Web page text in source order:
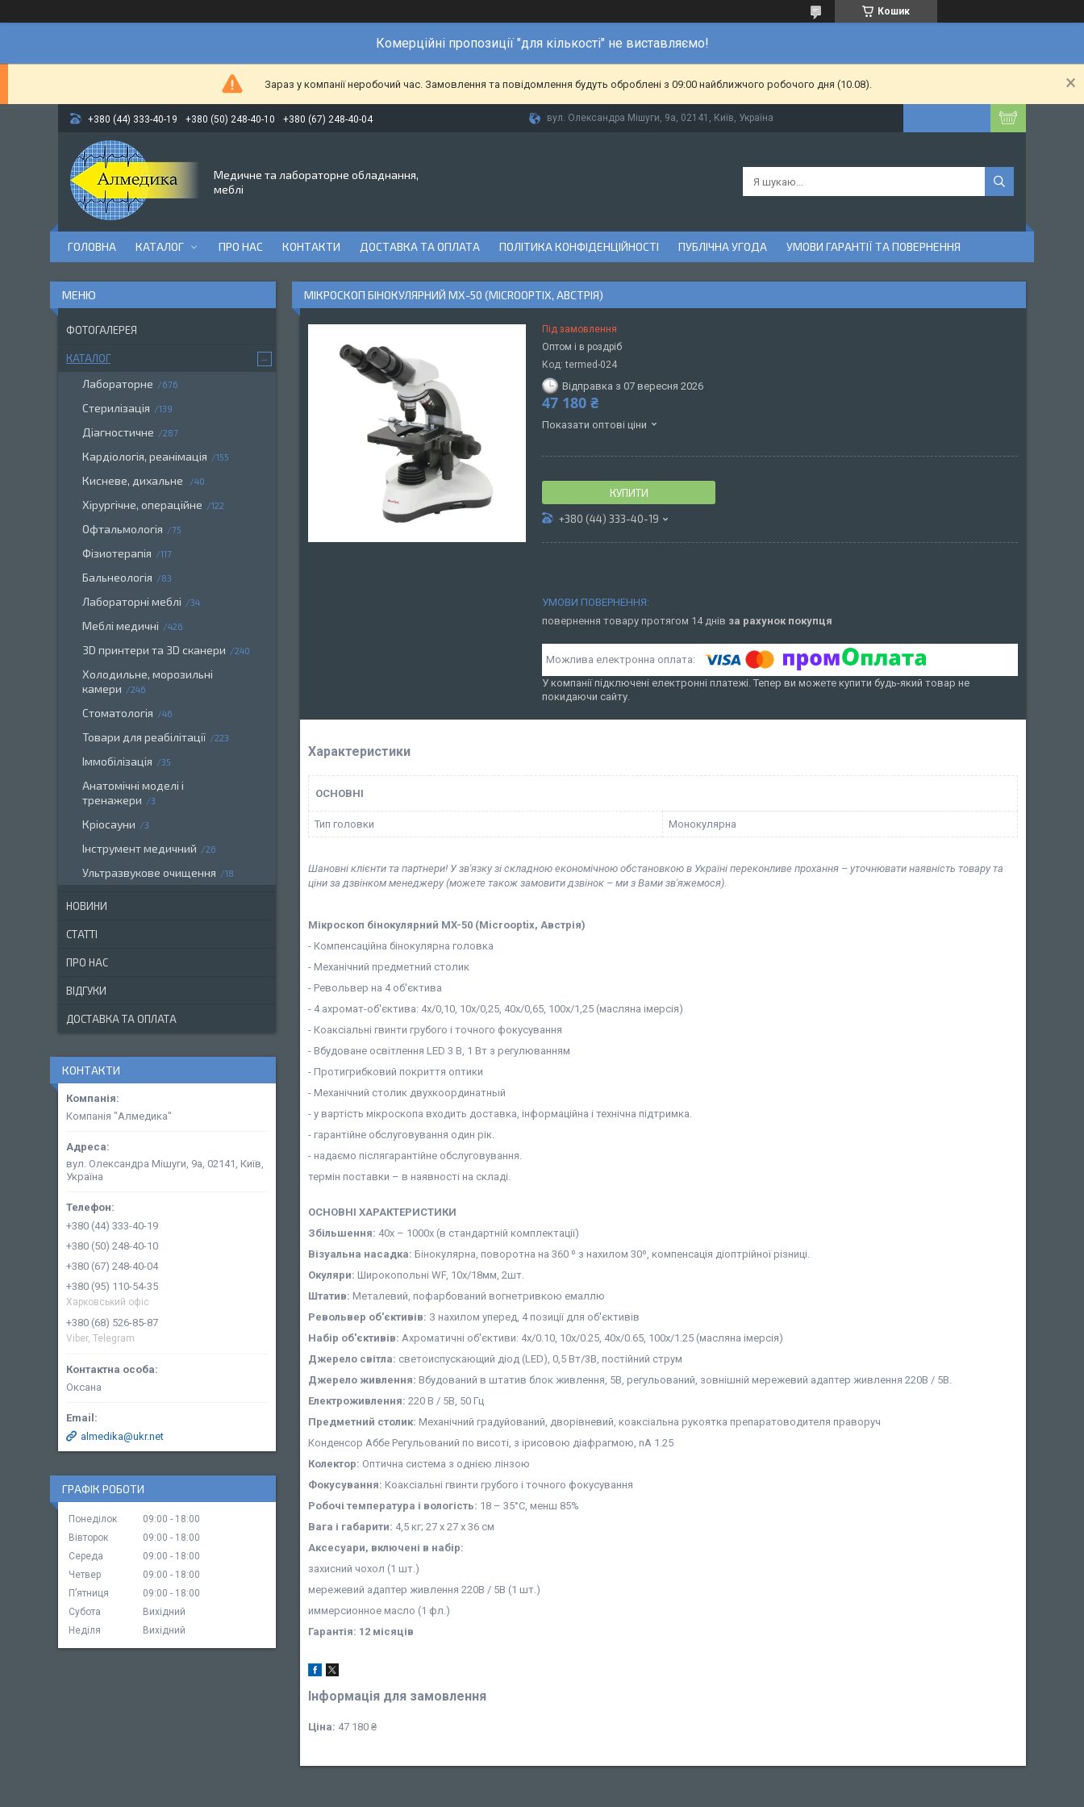
Кошик
Комерційні пропозиції "для кількості" не виставляємо!
Зараз у компанії неробочий час. Замовлення та повідомлення будуть оброблені з 09:00 найближчого робочого дня (10.08).
+380 (44) 333-40-19 +380 (50) 248-40-10 +380 (67) 248-40-04 вул. Олександра Мішуги, 9а, 02141, Київ, Україна
Медичне та лабораторне обладнання,
меблі
ГОЛОВНА КАТАЛОГ ПРО НАС КОНТАКТИ ДОСТАВКА ТА ОПЛАТА ПОЛІТИКА КОНФІДЕНЦІЙНОСТІ ПУБЛІЧНА УГОДА УМОВИ ГАРАНТІЇ ТА ПОВЕРНЕННЯ
МІКРОСКОП БІНОКУЛЯРНИЙ MX-50 (MICROOPTIX, АВСТРІЯ)
Під замовлення
Оптом і в роздріб
Код:termed-024
Відправка з 07 вересня 2026
47 180 ₴
Показати оптові ціни
КУПИТИ
+380 (44) 333-40-19
повернення товару протягом 14 днів за рахунок покупця
У компанії підключені електронні платежі. Тепер ви можете купити будь-який товар не
покидаючи сайту.
Характеристики
ОСНОВНІ
Тип головки Монокулярна
Шановні клієнти та партнери! У зв'язку зі складною економічною обстановкою в Україні переконливе прохання – уточнювати наявність товару та
ціни за дзвінком менеджеру (можете також замовити дзвінок – ми з Вами зв'яжемося).
Мікроскоп бінокулярний MX-50 (Microoptix, Австрія)
- Компенсаційна бінокулярна головка
- Механічний предметний столик
- Револьвер на 4 об'єктива
- 4 ахромат-об'єктива: 4х/0,10, 10х/0,25, 40х/0,65, 100х/1,25 (масляна імерсія)
- Коаксіальні гвинти грубого і точного фокусування
- Вбудоване освітлення LED 3 B, 1 Вт з регулюванням
- Протигрибковий покриття оптики
- Механічний столик двухкоординатный
- у вартість мікроскопа входить доставка, інформаційна і технічна підтримка.
- гарантійне обслуговування один рік.
- надаємо післягарантійне обслуговування.
термін поставки – в наявності на складі.
ОСНОВНІ ХАРАКТЕРИСТИКИ
Збільшення: 40х – 1000х (в стандартній комплектації)
Візуальна насадка: Бінокулярна, поворотна на 360 º з нахилом 30º, компенсація діоптрійної різниці.
Окуляри: Широкопольні WF, 10х/18мм, 2шт.
Штатив: Металевий, пофарбований вогнетривкою емаллю
Револьвер об'єктивів: З нахилом уперед, 4 позиції для об'єктивів
Набір об'єктивів: Ахроматичні об'єктиви: 4x/0.10, 10x/0.25, 40x/0.65, 100x/1.25 (масляна імерсія)
Джерело світла: светоиспускающий діод (LED), 0,5 Вт/3В, постійний струм
Джерело живлення: Вбудований в штатив блок живлення, 5В, регульований, зовнішній мережевий адаптер живлення 220В / 5В.
Електроживлення: 220 В / 5В, 50 Гц
Предметний столик: Механічний градуйований, дворівневий, коаксіальна рукоятка препаратоводителя праворуч
Конденсор Аббе Регульований по висоті, з ірисовою діафрагмою, nA 1.25
Колектор: Оптична система з однією лінзою
Фокусування: Коаксіальні гвинти грубого і точного фокусування
Робочі температура і вологість: 18 – 35°С, менш 85%
Вага і габарити: 4,5 кг; 27 x 27 x 36 см
Аксесуари, включені в набір:
захисний чохол (1 шт.)
мережевий адаптер живлення 220В / 5В (1 шт.)
иммерсионное масло (1 фл.)
Гарантія: 12 місяців
Інформація для замовлення
Ціна: 47 180 ₴
ФОТОГАЛЕРЕЯ
КАТАЛОГ
Лабораторне 676
Стерилізація 139
Діагностичне 287
Кардіологія, реанімація 155
Кисневе, дихальне 40
Хірургічне, операційне 122
Офтальмологія 75
Фізиотерапія 117
Бальнеологія 83
Лабораторні меблі 34
Меблі медичні 426
3D принтери та 3D сканери 240
Холодильне, морозильні
камери
246
Стоматологія 46
Товари для реабілітації 223
Іммобілізація 35
Анатомічні моделі і
тренажери
3
Кріосауни 3
Інструмент медичний 26
Ультразвукове очищення 18
НОВИНИ
СТАТТІ
ПРО НАС
ВІДГУКИ
ДОСТАВКА ТА ОПЛАТА
КОНТАКТИ
Компанія "Алмедика"
вул. Олександра Мішуги, 9а, 02141, Київ,
Україна
+380 (44) 333-40-19
+380 (50) 248-40-10
+380 (67) 248-40-04
+380 (95) 110-54-35
Харковський офіс
+380 (68) 526-85-87
Viber, Telegram
Оксана
almedika@ukr.net
ГРАФІК РОБОТИ
Понеділок 09:00
18:00
Вівторок
09:00
18:00
Середа
09:00
18:00
Четвер
09:00
18:00
Пʼятниця
09:00
18:00
Субота
Вихідний
Неділя
Вихідний